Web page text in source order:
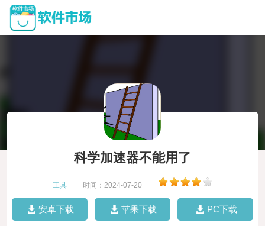
科学加速器不能用了
工具 时间：2024-07-20
安卓下载 苹果下载 PC下载